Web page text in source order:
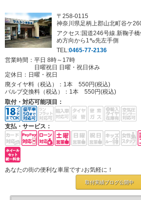
〒258-0115
神奈川県足柄上郡山北町谷ケ
アクセス:国道246号線.新鞠子
め方向から1㌔先左手側
TEL:0465-77-2136
営業時間：平日 8時～17時
日曜祝日 日曜・祝日休み
定休日： 日曜・祝日
廃タイヤ料（税込）： 1本 550円(税込)
バルブ交換料（税込）： 1本 550円(税込)
取付・対応可能項目：
支払・サービス：
あなたの街の便利な車屋です♪お気軽に！
取付実績ブログ公開中